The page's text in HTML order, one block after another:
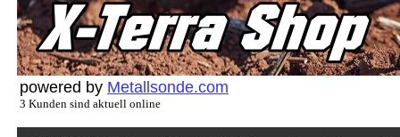
powered by Metallsonde.com
3 Kunden sind aktuell online